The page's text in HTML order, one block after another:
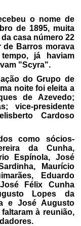
o nome de
de 1895, muita
casa número 22
de Barros morava
já haviam
"Scyra".
do Grupo de
noite foi eleita a
de Azevedo;
vice-presidente
Cardoso
como sócios-
da Cunha,
Espínola, José
Maurício
Eduardo
Félix Cunha
Lopes da
e José Augusto
à reunião,